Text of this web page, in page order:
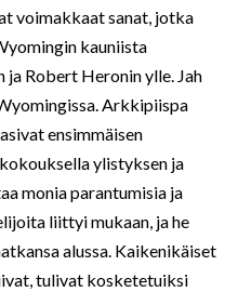
voimakkaat sanat, jotka
kauniista
ja Robert Heronin ylle. Jah
Arkkipiispa
ensimmäisen
ylistyksen ja
monia parantumisia ja
liittyi mukaan, ja he
alussa. Kaikenikäiset
tulivat kosketetuiksi